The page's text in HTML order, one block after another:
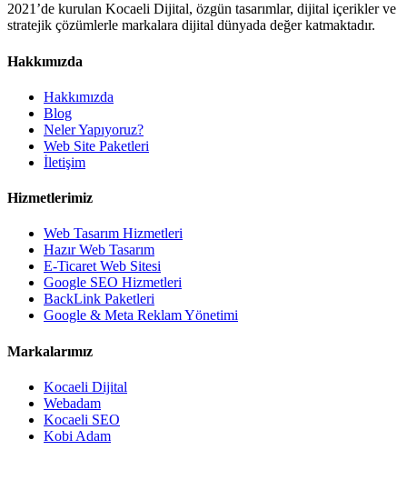
2021’de kurulan Kocaeli Dijital, özgün tasarımlar, dijital içerikler ve
stratejik çözümlerle markalara dijital dünyada değer katmaktadır.
Hakkımızda
Hakkımızda
Blog
Neler Yapıyoruz?
Web Site Paketleri
İletişim
Hizmetlerimiz
Web Tasarım Hizmetleri
Hazır Web Tasarım
E-Ticaret Web Sitesi
Google SEO Hizmetleri
BackLink Paketleri
Google & Meta Reklam Yönetimi
Markalarımız
Kocaeli Dijital
Webadam
Kocaeli SEO
Kobi Adam